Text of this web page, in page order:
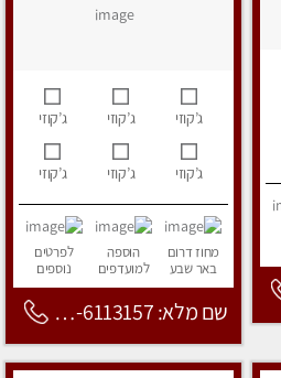
ג’קוזי ג’קוזי ג’קוזי
ג’קוזי ג’קוזי ג’קוזי
מחוז דרום
באר שבע
הוספה
למועדפים
לפרטים
נוספים
שם מלא: 053-6113157